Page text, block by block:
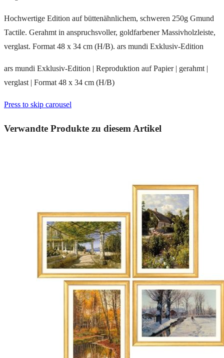
Hochwertige Edition auf büttenähnlichem, schweren 250g Gmund
Tactile. Gerahmt in anspruchsvoller, goldfarbener Massivholzleiste,
verglast. Format 48 x 34 cm (H/B). ars mundi Exklusiv-Edition
ars mundi Exklusiv-Edition | Reproduktion auf Papier | gerahmt |
verglast | Format 48 x 34 cm (H/B)
Press to skip carousel
Verwandte Produkte zu diesem Artikel